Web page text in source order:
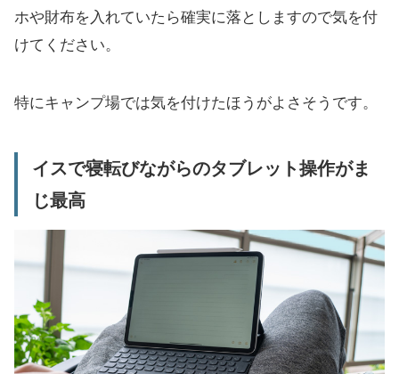
ホや財布を入れていたら確実に落としますので気を付
けてください。
特にキャンプ場では気を付けたほうがよさそうです。
イスで寝転びながらのタブレット操作がま
じ最高